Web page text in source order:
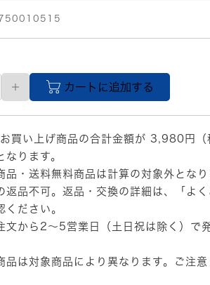
カートに追加する
買い上げ商品の合計金額が 3,980円（
なります。
・送料無料商品は計算の対象外となり
返品不可。返品・交換の詳細は、
「よ
ください。
文から2～5営業日（土日祝は除く）で
は対象商品により異なります。ご注意